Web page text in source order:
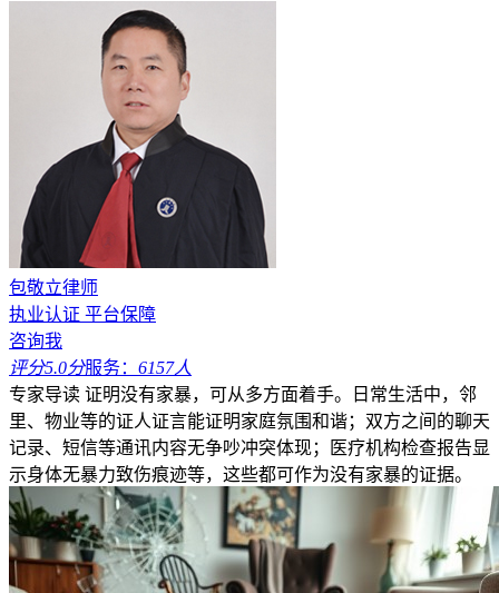
包敬立律师
执业认证 平台保障
咨询我
评分5.0分服务： 6157人
专家导读 证明没有家暴，可从多方面着手。日常生活中，邻
里、物业等的证人证言能证明家庭氛围和谐；双方之间的聊天
记录、短信等通讯内容无争吵冲突体现；医疗机构检查报告显
示身体无暴力致伤痕迹等，这些都可作为没有家暴的证据。